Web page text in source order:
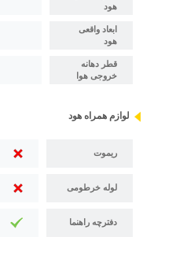
هود
ابعاد واقعی
هود
قطر دهانه
خروجی هوا
لوازم همراه هود
ریموت
لوله خرطومی
دفترچه راهنما